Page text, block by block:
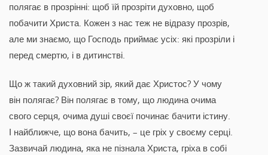
полягає в прозрінні: щоб їй прозріти духовно, щоб
побачити Христа. Кожен з нас теж не відразу прозрів,
але ми знаємо, що Господь приймає усіх: які прозріли і
перед смертю, і в дитинстві.
Що ж такий духовний зір, який дає Христос? У чому
він полягає? Він полягає в тому, що людина очима
свого серця, очима душі своєї починає бачити істину.
І найближче, що вона бачить, – це гріх у своєму серці.
Зазвичай людина, яка не пізнала Христа, гріха в собі